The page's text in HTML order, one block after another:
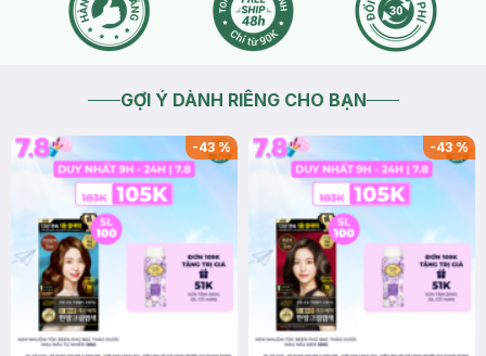
GỢI Ý DÀNH RIÊNG CHO BẠN
-43% -43%